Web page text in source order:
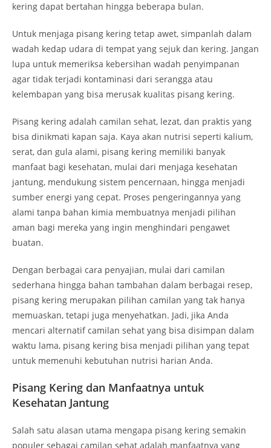
kering dapat bertahan hingga beberapa bulan.
Untuk menjaga pisang kering tetap awet, simpanlah dalam
wadah kedap udara di tempat yang sejuk dan kering. Jangan
lupa untuk memeriksa kebersihan wadah penyimpanan
agar tidak terjadi kontaminasi dari serangga atau
kelembapan yang bisa merusak kualitas pisang kering.
Pisang kering adalah camilan sehat, lezat, dan praktis yang
bisa dinikmati kapan saja. Kaya akan nutrisi seperti kalium,
serat, dan gula alami, pisang kering memiliki banyak
manfaat bagi kesehatan, mulai dari menjaga kesehatan
jantung, mendukung sistem pencernaan, hingga menjadi
sumber energi yang cepat. Proses pengeringannya yang
alami tanpa bahan kimia membuatnya menjadi pilihan
aman bagi mereka yang ingin menghindari pengawet
buatan.
Dengan berbagai cara penyajian, mulai dari camilan
sederhana hingga bahan tambahan dalam berbagai resep,
pisang kering merupakan pilihan camilan yang tak hanya
memuaskan, tetapi juga menyehatkan. Jadi, jika Anda
mencari alternatif camilan sehat yang bisa disimpan dalam
waktu lama, pisang kering bisa menjadi pilihan yang tepat
untuk memenuhi kebutuhan nutrisi harian Anda.
Pisang Kering dan Manfaatnya untuk
Kesehatan Jantung
Salah satu alasan utama mengapa pisang kering semakin
populer sebagai camilan sehat adalah manfaatnya yang